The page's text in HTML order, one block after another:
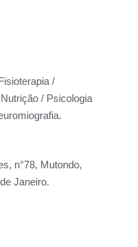
/
/ Psicologia
n°78, Mutondo,
Janeiro.